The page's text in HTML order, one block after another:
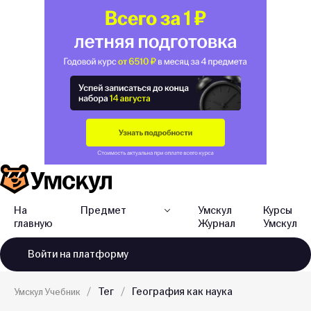
На
главную
Предмет
Умскул
Журнал
Курсы
Умскул
Войти на платформу
Умскул Учебник Тег География как наука